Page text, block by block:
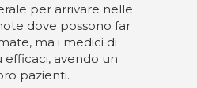
per arrivare nelle
dove possono far
ma i medici di
efficaci, avendo un
pazienti.